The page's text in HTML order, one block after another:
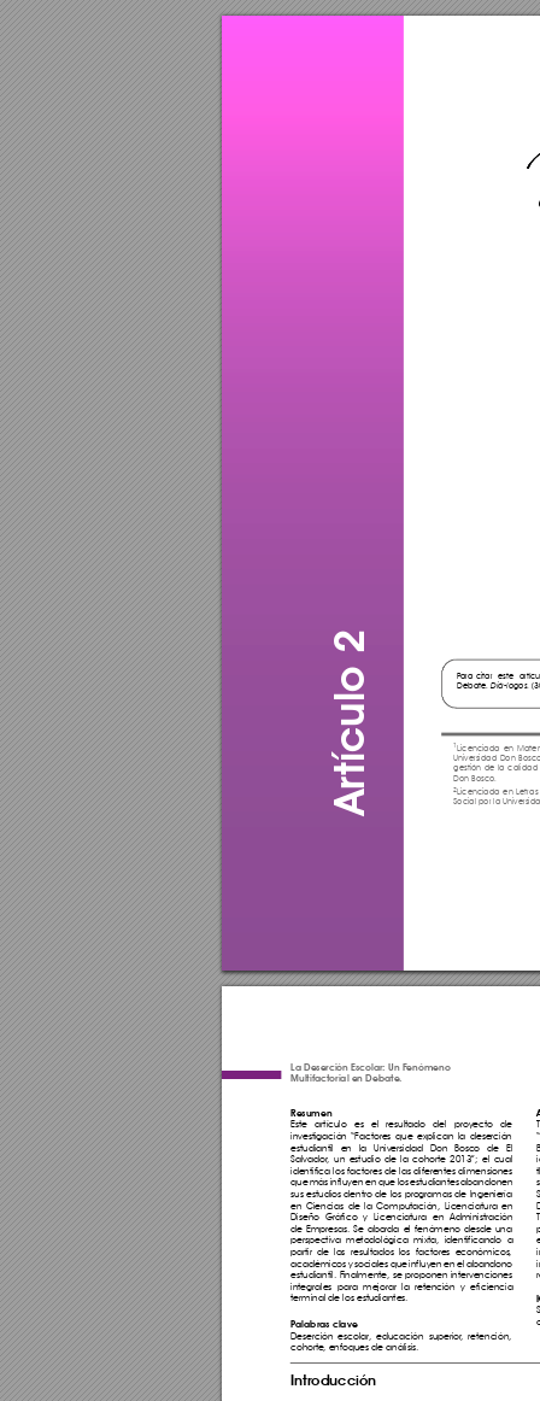
Ar
tículo 2 1Licenciada en
Universidad Don
gestión de la calidad
Don Bosco,
2Licenciada en
Social por la
Para citar  este
Debate, Diá-logos,
Resumen
Este artículo es el resultado del proyecto de
investigación “Factores que explican la deserción
estudiantil en la Universidad Don Bosco de El
Salvador, un estudio de la cohorte 2013”; el cual
identifica los factores de las diferentes dimensiones
que más influyen en que los estudiantes abandonen
sus estudios dentro de los programas de Ingeniería
en Ciencias de la Computación, Licenciatura en
Diseño Gráfico y Licenciatura en Administración
de Empresas. Se aborda el fenómeno desde una
perspectiva metodológica mixta, identificando a
partir de los resultados los factores económicos,
académicos y sociales que influyen en el abandono
estudiantil. Finalmente, se proponen intervenciones
integrales para mejorar la retención y eficiencia
terminal de los estudiantes.
Palabras clave
Deserción escolar, educación superior, retención,
cohorte, enfoques de análisis.
Introducción
La Deserción Escolar: Un Fenómeno
Multifactorial en Debate.